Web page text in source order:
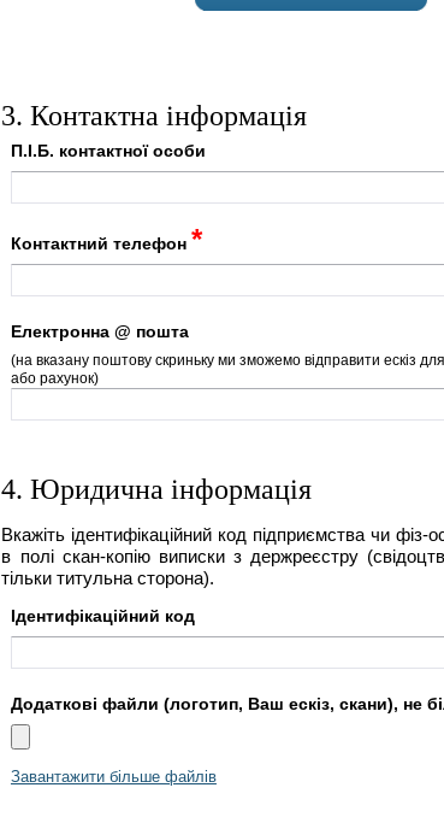
3. Контактна інформація
П.І.Б. контактної особи
Контактний телефон *
Електронна @ пошта
(на вказану поштову скриньку ми зможемо відправити ескіз
або рахунок)
4. Юридична інформація
Вкажіть ідентифікаційний код підприємства чи фіз-
в полі скан-копію виписки з держреєстру
тільки титульна сторона).
Ідентифікаційний код
Додаткові файли (логотип, Ваш ескіз, скани), не
Завантажити більше файлів